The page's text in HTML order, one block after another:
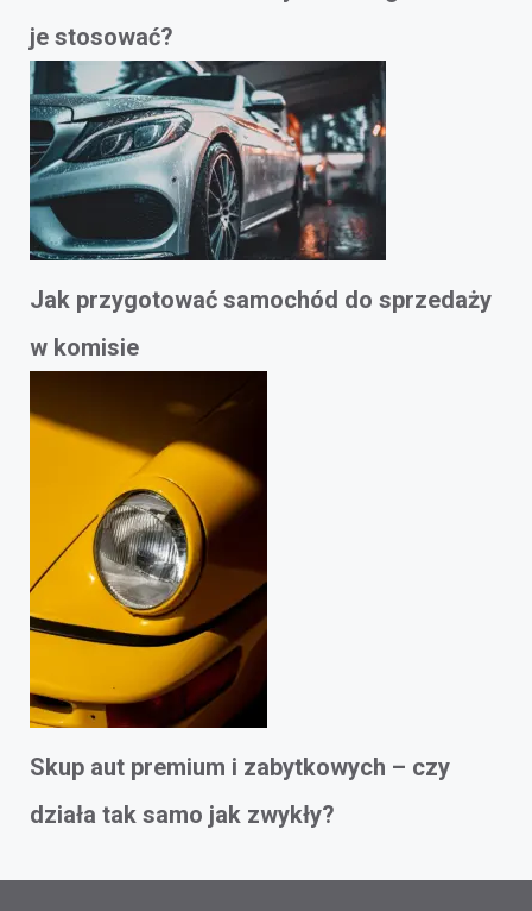
je stosować?
Jak przygotować samochód do sprzedaży
w komisie
Skup aut premium i zabytkowych – czy
działa tak samo jak zwykły?